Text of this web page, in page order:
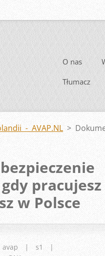
O nas
Tłumacz
- AVAP.NL >
w Polsce
avap | s1
|